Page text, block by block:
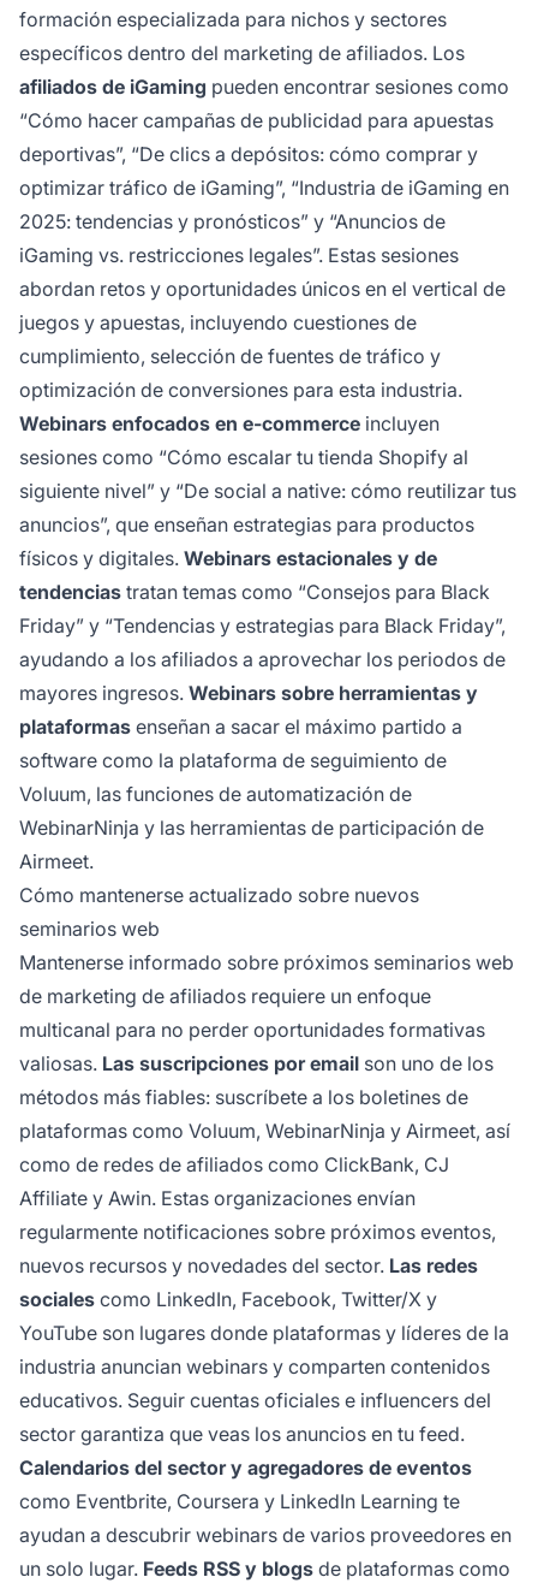
formación especializada para nichos y sectores
específicos dentro del marketing de afiliados. Los
afiliados de iGaming pueden encontrar sesiones como
“Cómo hacer campañas de publicidad para apuestas
deportivas”, “De clics a depósitos: cómo comprar y
optimizar tráfico de iGaming”, “Industria de iGaming en
2025: tendencias y pronósticos” y “Anuncios de
iGaming vs. restricciones legales”. Estas sesiones
abordan retos y oportunidades únicos en el vertical de
juegos y apuestas, incluyendo cuestiones de
cumplimiento, selección de fuentes de tráfico y
optimización de conversiones para esta industria.
Webinars enfocados en e-commerce incluyen
sesiones como “Cómo escalar tu tienda Shopify al
siguiente nivel” y “De social a native: cómo reutilizar tus
anuncios”, que enseñan estrategias para productos
físicos y digitales. Webinars estacionales y de
tendencias tratan temas como “Consejos para Black
Friday” y “Tendencias y estrategias para Black Friday”,
ayudando a los afiliados a aprovechar los periodos de
mayores ingresos. Webinars sobre herramientas y
plataformas enseñan a sacar el máximo partido a
software como la plataforma de seguimiento de
Voluum, las funciones de automatización de
WebinarNinja y las herramientas de participación de
Airmeet.
Cómo mantenerse actualizado sobre nuevos
seminarios web
Mantenerse informado sobre próximos seminarios web
de marketing de afiliados requiere un enfoque
multicanal para no perder oportunidades formativas
valiosas. Las suscripciones por email son uno de los
métodos más fiables: suscríbete a los boletines de
plataformas como Voluum, WebinarNinja y Airmeet, así
como de redes de afiliados como ClickBank, CJ
Affiliate y Awin. Estas organizaciones envían
regularmente notificaciones sobre próximos eventos,
nuevos recursos y novedades del sector. Las redes
sociales como LinkedIn, Facebook, Twitter/X y
YouTube son lugares donde plataformas y líderes de la
industria anuncian webinars y comparten contenidos
educativos. Seguir cuentas oficiales e influencers del
sector garantiza que veas los anuncios en tu feed.
Calendarios del sector y agregadores de eventos
como Eventbrite, Coursera y LinkedIn Learning te
ayudan a descubrir webinars de varios proveedores en
un solo lugar. Feeds RSS y blogs de plataformas como